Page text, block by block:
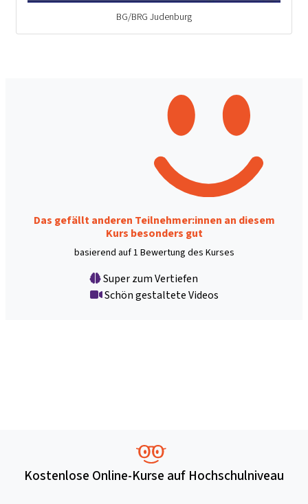
BG/BRG Judenburg
Das gefällt anderen Teilnehmer:innen an diesem
Kurs besonders gut
basierend auf 1 Bewertung des Kurses
Super zum Vertiefen
Schön gestaltete Videos
Kostenlose Online-Kurse auf Hochschulniveau